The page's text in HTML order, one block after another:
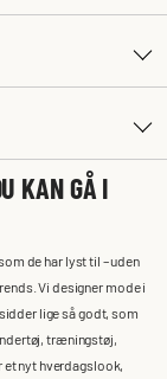
KAN GÅ I
de har lyst til – uden
Vi designer mode i
lige så godt, som
træningstøj,
nyt hverdagslook,